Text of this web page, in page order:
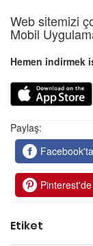
Web sitemizi
Mobil
Hemen indirmek
Paylaş:
Etiket